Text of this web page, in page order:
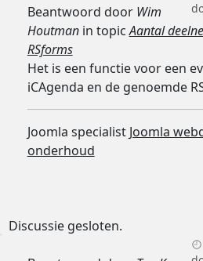
Beantwoord door Wim
Houtmanin topicAantal
RSforms
Het is een functie voor een
iCAgenda en de genoemde
Joomla specialist Joomla
onderhoud
Discussie gesloten.